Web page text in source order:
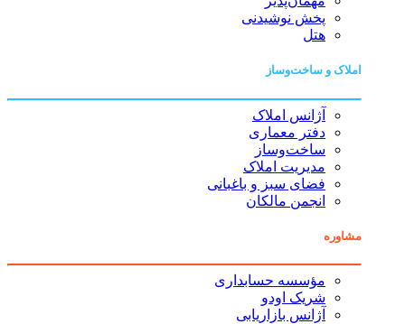
پخش نوشیدنی
هتل
املاک و ساخت‌وساز
آژانس املاک
دفتر معماری
ساخت‌وساز
مدیریت املاک
فضای سبز و باغبانی
انجمن مالکان
مشاوره
مؤسسه حسابداری
شریک اودو
آژانس بازاریابی